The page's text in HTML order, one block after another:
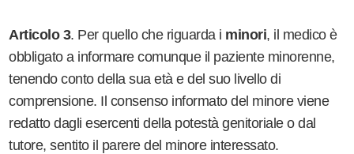
Articolo 3. Per quello che riguarda i minori, il medico è
obbligato a informare comunque il paziente minorenne,
tenendo conto della sua età e del suo livello di
comprensione. Il consenso informato del minore viene
redatto dagli esercenti della potestà genitoriale o dal
tutore, sentito il parere del minore interessato.